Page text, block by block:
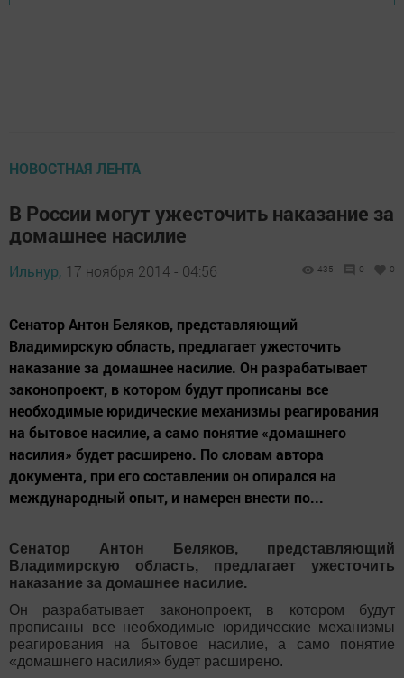
НОВОСТНАЯ ЛЕНТА
В России могут ужесточить наказание за
домашнее насилие
Ильнур, 17 ноября 2014 - 04:56 435 0 0
Сенатор Антон Беляков, представляющий
Владимирскую область, предлагает ужесточить
наказание за домашнее насилие. Он разрабатывает
законопроект, в котором будут прописаны все
необходимые юридические механизмы реагирования
на бытовое насилие, а само понятие «домашнего
насилия» будет расширено. По словам автора
документа, при его составлении он опирался на
международный опыт, и намерен внести по...
Сенатор Антон Беляков, представляющий
Владимирскую область, предлагает ужесточить
наказание за домашнее насилие.
Он разрабатывает законопроект, в котором будут
прописаны все необходимые юридические механизмы
реагирования на бытовое насилие, а само понятие
«домашнего насилия» будет расширено.